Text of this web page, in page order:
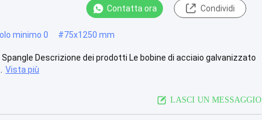
Contatta ora Condividi
minimo 0 #75x1250 mm
Descrizione dei prodotti Le bobine di acciaio galvanizzato
Vista più
LASCI UN MESSAGGIO